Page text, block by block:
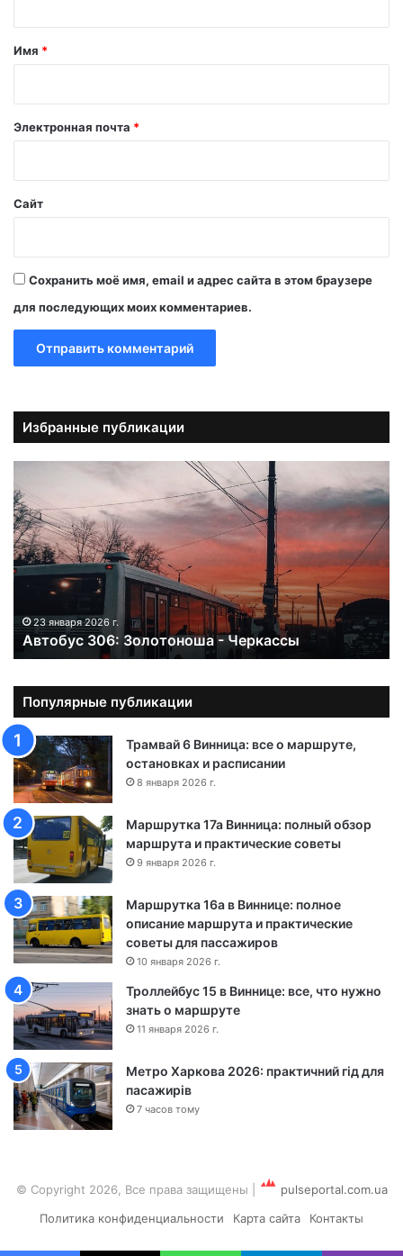
а
й
Имя *
Электронная почта *
Сайт
Сохранить моё имя, email и адрес сайта в этом браузере
для последующих моих комментариев.
Избранные публикации
в
т
о
б
у
:
л
о
т
о
н
о
ш
а
-
Ч
е
р
к
а
с
с
ы
23 января 2026 г.
Автобус 306: Золотоноша - Черкассы
Популярные публикации
Трамвай 6 Винница: все о маршруте,
остановках и расписании
8 января 2026 г.
Маршрутка 17а Винница: полный обзор
маршрута и практические советы
9 января 2026 г.
Маршрутка 16а в Виннице: полное
описание маршрута и практические
советы для пассажиров
10 января 2026 г.
Троллейбус 15 в Виннице: все, что нужно
знать о маршруте
11 января 2026 г.
Метро Харкова 2026: практичний гід для
пасажирів
7 часов тому
© Copyright 2026, Все права защищены
pulseportal.com.ua
Политика конфиденциальности
Карта сайта Контакты